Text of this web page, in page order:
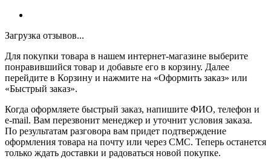
Загрузка отзывов...
Для покупки товара в нашем интернет-магазине выберите
понравившийся товар и добавьте его в корзину. Далее
перейдите в Корзину и нажмите на «Оформить заказ» или
«Быстрый заказ».
Когда оформляете быстрый заказ, напишите ФИО, телефон и
e-mail. Вам перезвонит менеджер и уточнит условия заказа.
По результатам разговора вам придет подтверждение
оформления товара на почту или через СМС. Теперь останется
только ждать доставки и радоваться новой покупке.